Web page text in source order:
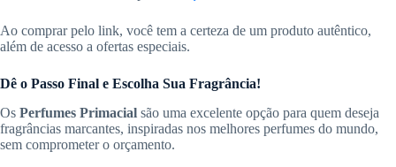
Ao comprar pelo link, você tem a certeza de um produto autêntico,
além de acesso a ofertas especiais.
Dê o Passo Final e Escolha Sua Fragrância!
Os Perfumes Primacial são uma excelente opção para quem deseja
fragrâncias marcantes, inspiradas nos melhores perfumes do mundo,
sem comprometer o orçamento.